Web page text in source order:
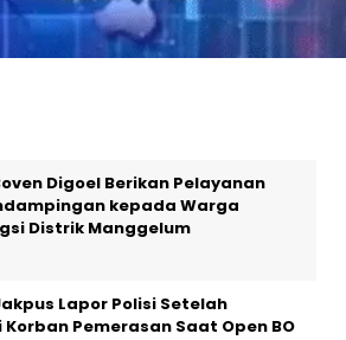
Digoel Berikan Pelayanan
kepada Warga
Distrik Manggelum
Lapor Polisi Setelah
Korban Pemerasan Saat Open BO